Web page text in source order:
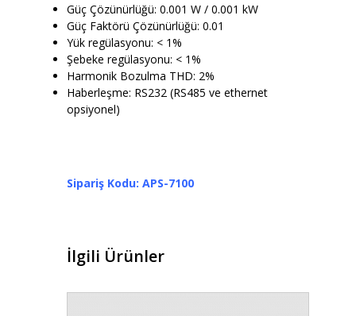
Güç Çözünürlüğü: 0.001 W / 0.001 kW
Güç Faktörü Çözünürlüğü: 0.01
Yük regülasyonu: < 1%
Şebeke regülasyonu: < 1%
Harmonik Bozulma THD: 2%
Haberleşme: RS232 (RS485 ve ethernet
opsiyonel)
Sipariş Kodu: APS-7100
İlgili Ürünler